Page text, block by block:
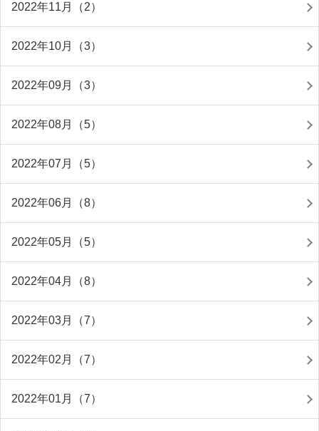
2022年11月（2）
2022年10月（3）
2022年09月（3）
2022年08月（5）
2022年07月（5）
2022年06月（8）
2022年05月（5）
2022年04月（8）
2022年03月（7）
2022年02月（7）
2022年01月（7）